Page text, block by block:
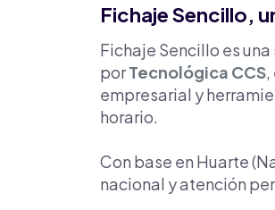
Fichaje Sencillo,
Fichaje Sencillo es
porTecnológica CCS
empresarial y
horario.
Con base en Huarte
nacional y atención